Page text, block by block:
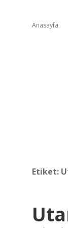
Anasayfa
Etiket: